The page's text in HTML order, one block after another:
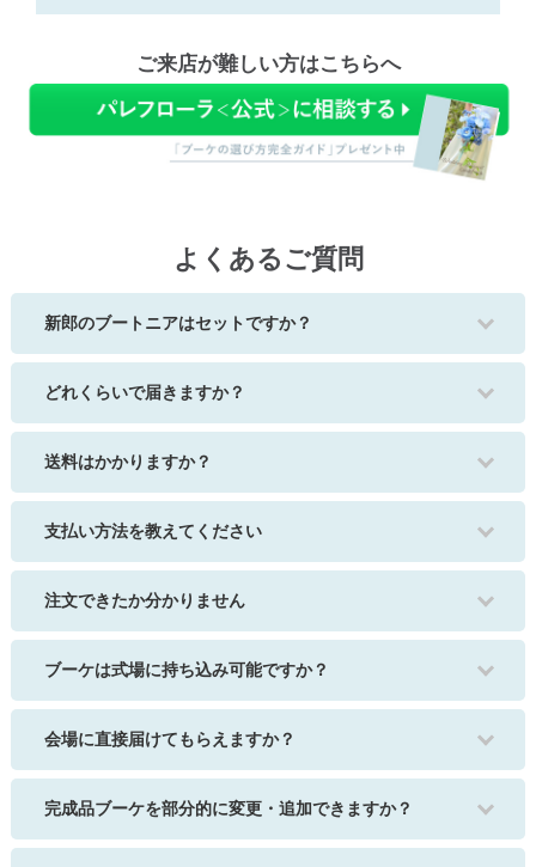
ご来店が難しい方はこちらへ
よくあるご質問
新郎のブートニアはセットですか？
どれくらいで届きますか？
送料はかかりますか？
支払い方法を教えてください
注文できたか分かりません
ブーケは式場に持ち込み可能ですか？
会場に直接届けてもらえますか？
完成品ブーケを部分的に変更・追加できますか？